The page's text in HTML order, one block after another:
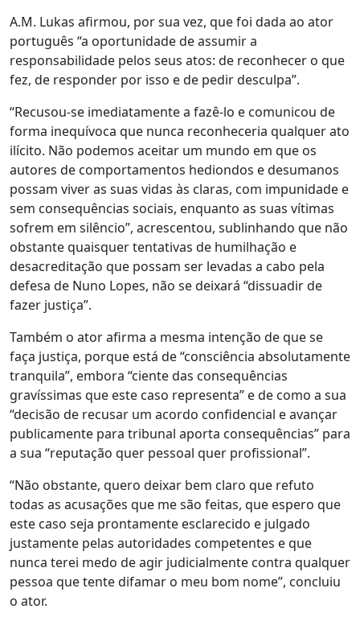
A.M. Lukas afirmou, por sua vez, que foi dada ao ator
português “a oportunidade de assumir a
responsabilidade pelos seus atos: de reconhecer o que
fez, de responder por isso e de pedir desculpa”.
“Recusou-se imediatamente a fazê-lo e comunicou de
forma inequívoca que nunca reconheceria qualquer ato
ilícito. Não podemos aceitar um mundo em que os
autores de comportamentos hediondos e desumanos
possam viver as suas vidas às claras, com impunidade e
sem consequências sociais, enquanto as suas vítimas
sofrem em silêncio”, acrescentou, sublinhando que não
obstante quaisquer tentativas de humilhação e
desacreditação que possam ser levadas a cabo pela
defesa de Nuno Lopes, não se deixará “dissuadir de
fazer justiça”.
Também o ator afirma a mesma intenção de que se
faça justiça, porque está de “consciência absolutamente
tranquila”, embora “ciente das consequências
gravíssimas que este caso representa” e de como a sua
“decisão de recusar um acordo confidencial e avançar
publicamente para tribunal aporta consequências” para
a sua “reputação quer pessoal quer profissional”.
“Não obstante, quero deixar bem claro que refuto
todas as acusações que me são feitas, que espero que
este caso seja prontamente esclarecido e julgado
justamente pelas autoridades competentes e que
nunca terei medo de agir judicialmente contra qualquer
pessoa que tente difamar o meu bom nome”, concluiu
o ator.